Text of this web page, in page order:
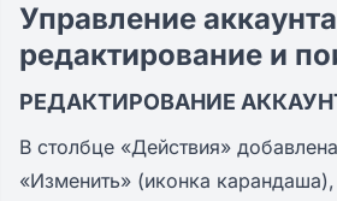
Управление
редактирование и
РЕДАКТИРОВАНИЕ
В столбце «Действия»
«Изменить» (иконка